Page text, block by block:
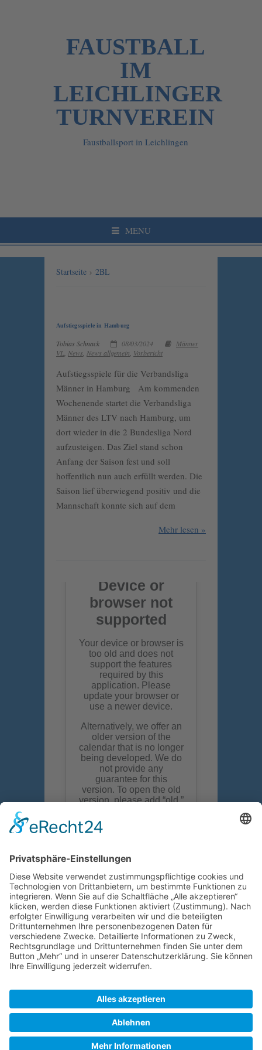
FAUSTBALL
IM
LEICHLINGER
TURNVEREIN
Faustballsport in Leichlingen
MENU
Startseite › 2BL
Aufstiegsspiele in Hamburg
Tobias Schnack 08/03/2024
Männer
VL
News News allgemein Vorbericht
Aufstiegsspiele für die Verbandsliga
Männer in Hamburg Am kommenden
Wochenende startet die Verbandsliga
Männer des LTV nach Hamburg, um
dort wieder in die 2 Bundesliga Nord
aufzusteigen. Das Ziel stand schon
Anfang der Saison fest und soll
hoffentlich nun auch erfüllt werden. Die
Saison lief überwiegend positiv und die
Mannschaft konnte sich auf dem
Mehr lesen »
Wir suchen euch
Copyright © Leichlinger TV Faustballabteilung